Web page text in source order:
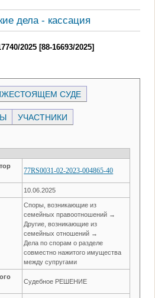
дела - кассация
2025 [88-16693/2025]
СУДЕ
УЧАСТНИКИ
77RS0031-02-2023-004865-40
10.06.2025
Споры, возникающие из
семейных правоотношений →
Другие, возникающие из
семейных отношений →
Дела по спорам о разделе
совместно нажитого имущества
между супругами
Судебное РЕШЕНИЕ